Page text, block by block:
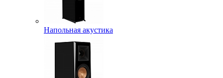
Напольная акустика